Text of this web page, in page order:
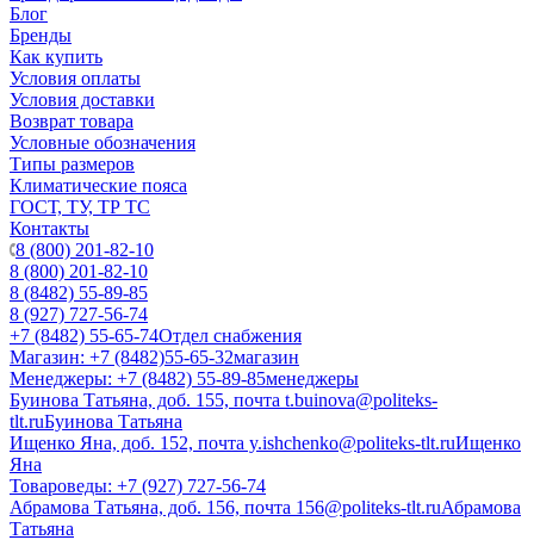
Блог
Бренды
Как купить
Условия оплаты
Условия доставки
Возврат товара
Условные обозначения
Типы размеров
Климатические пояса
ГОСТ, ТУ, ТР ТС
Контакты
8 (800) 201-82-10
8 (800) 201-82-10
8 (8482) 55-89-85
8 (927) 727-56-74
+7 (8482) 55-65-74Отдел снабжения
Магазин: +7 (8482)55-65-32магазин
Менеджеры: +7 (8482) 55-89-85менеджеры
Буинова Татьяна, доб. 155, почта t.buinova@politeks-
tlt.ruБуинова Татьяна
Ищенко Яна, доб. 152, почта y.ishchenko@politeks-tlt.ruИщенко
Яна
Товароведы: +7 (927) 727-56-74
Абрамова Татьяна, доб. 156, почта 156@politeks-tlt.ruАбрамова
Татьяна